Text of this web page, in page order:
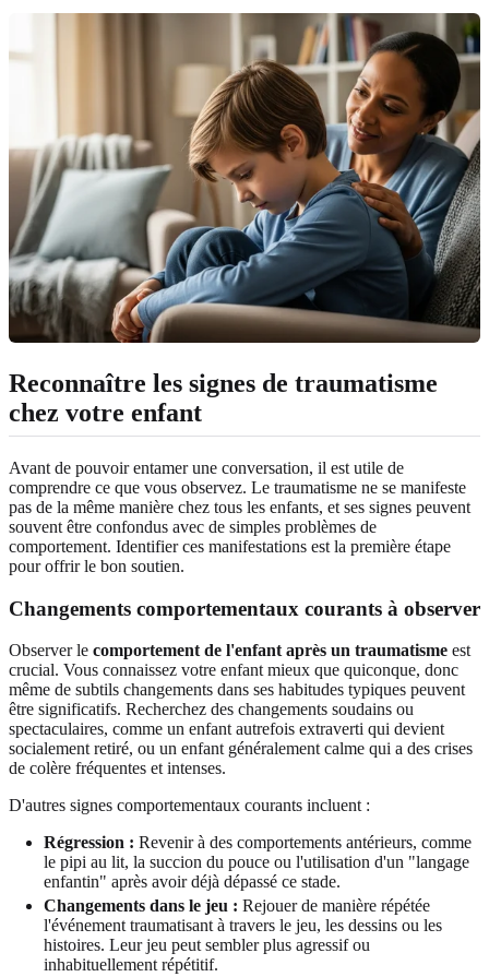
Reconnaître les signes de traumatisme
chez votre enfant
Avant de pouvoir entamer une conversation, il est utile de
comprendre ce que vous observez. Le traumatisme ne se manifeste
pas de la même manière chez tous les enfants, et ses signes peuvent
souvent être confondus avec de simples problèmes de
comportement. Identifier ces manifestations est la première étape
pour offrir le bon soutien.
Changements comportementaux courants à observer
Observer le comportement de l'enfant après un traumatisme est
crucial. Vous connaissez votre enfant mieux que quiconque, donc
même de subtils changements dans ses habitudes typiques peuvent
être significatifs. Recherchez des changements soudains ou
spectaculaires, comme un enfant autrefois extraverti qui devient
socialement retiré, ou un enfant généralement calme qui a des crises
de colère fréquentes et intenses.
D'autres signes comportementaux courants incluent :
Régression : Revenir à des comportements antérieurs, comme
le pipi au lit, la succion du pouce ou l'utilisation d'un "langage
enfantin" après avoir déjà dépassé ce stade.
Changements dans le jeu : Rejouer de manière répétée
l'événement traumatisant à travers le jeu, les dessins ou les
histoires. Leur jeu peut sembler plus agressif ou
inhabituellement répétitif.